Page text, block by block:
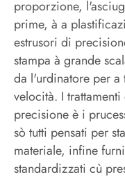
proporzione,
prime, à a
estrusori di
stampa à grande
da l'urdinatore per a
velocità. I
precisione è i
sò tutti pensati per
materiale, infine
standardizzati cù